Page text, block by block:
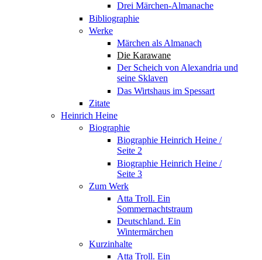
Drei Märchen-Almanache
Bibliographie
Werke
Märchen als Almanach
Die Karawane
Der Scheich von Alexandria und
seine Sklaven
Das Wirtshaus im Spessart
Zitate
Heinrich Heine
Biographie
Biographie Heinrich Heine /
Seite 2
Biographie Heinrich Heine /
Seite 3
Zum Werk
Atta Troll. Ein
Sommernachtstraum
Deutschland. Ein
Wintermärchen
Kurzinhalte
Atta Troll. Ein